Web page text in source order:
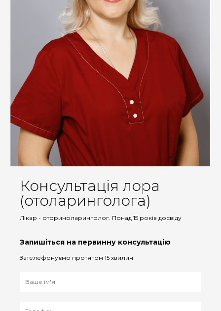
Консультація лора
(отоларинголога)
Лікар - оториноларинголог. Понад 15 років досвіду
Запишіться на первинну консультацію
Зателефонуємо протягом 15 хвилин